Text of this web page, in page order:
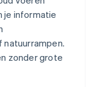
je informatie
natuurrampen.
zonder grote